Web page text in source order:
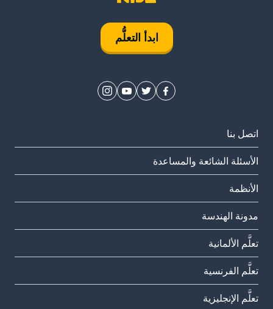
ابدأ التعلُّم
اتصل بنا
الأسئلة الشائعة والمساعدة
الأنظمة
مدونة الهندسة
تعلَّم الألمانية
تعلَّم الفرنسية
تعلَّم الإنجليزية